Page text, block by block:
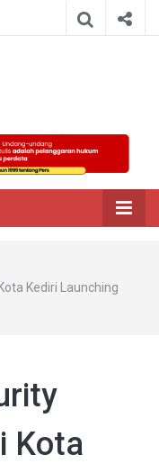
Kediri Launching
Kota